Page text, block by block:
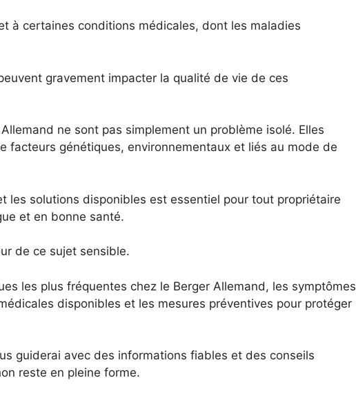
à certaines conditions médicales, dont les maladies
gravement impacter la qualité de vie de ces
ne sont pas simplement un problème isolé. Elles
facteurs génétiques, environnementaux et liés au mode de
les solutions disponibles est essentiel pour tout propriétaire
et en bonne santé.
de ce sujet sensible.
les plus fréquentes chez le Berger Allemand, les symptômes
disponibles et les mesures préventives pour protéger
guiderai avec des informations fiables et des conseils
reste en pleine forme.